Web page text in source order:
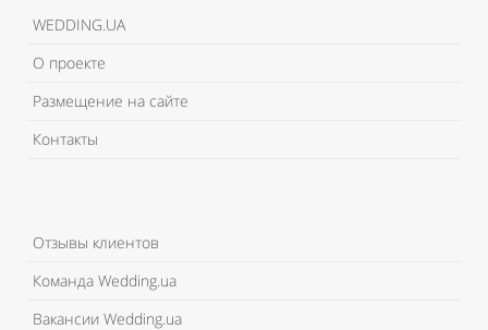
WEDDING.UA
О проекте
Размещение на сайте
Контакты
Отзывы клиентов
Команда Wedding.ua
Вакансии Wedding.ua